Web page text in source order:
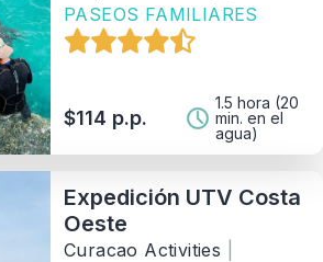
PASEOS FAMILIARES
$114 p.p.
1.5 hora (20
min. en el
agua)
Expedición UTV Costa
Oeste
Curacao Activities